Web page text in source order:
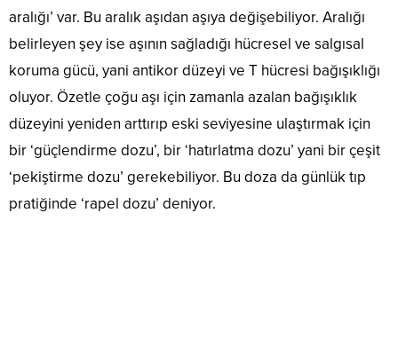
aralığı’ var. Bu aralık aşıdan aşıya değişebiliyor. Aralığı
belirleyen şey ise aşının sağladığı hücresel ve salgısal
koruma gücü, yani antikor düzeyi ve T hücresi bağışıklığı
oluyor. Özetle çoğu aşı için zamanla azalan bağışıklık
düzeyini yeniden arttırıp eski seviyesine ulaştırmak için
bir ‘güçlendirme dozu’, bir ‘hatırlatma dozu’ yani bir çeşit
‘pekiştirme dozu’ gerekebiliyor. Bu doza da günlük tıp
pratiğinde ‘rapel dozu’ deniyor.